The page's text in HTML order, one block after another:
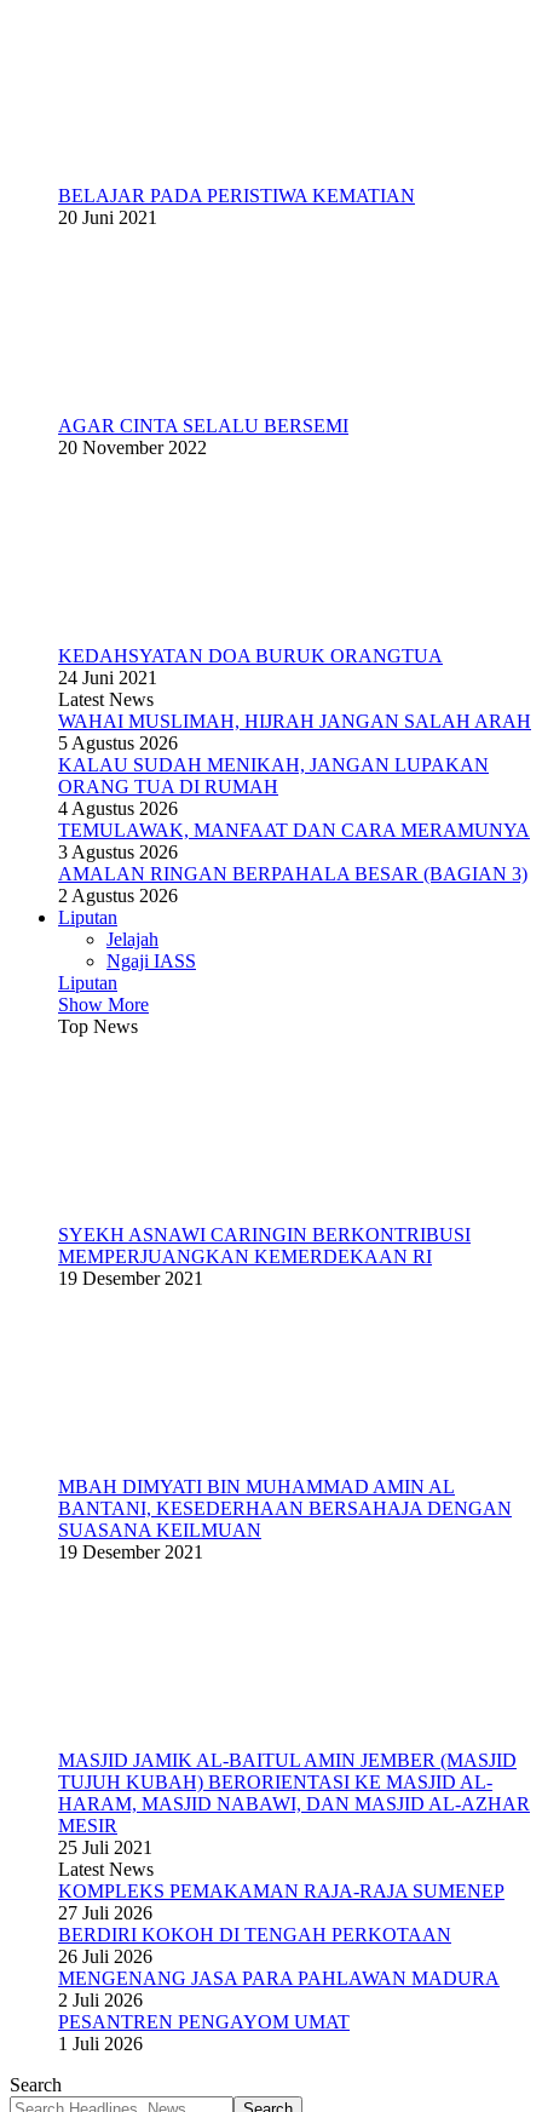
BELAJAR PADA PERISTIWA KEMATIAN
20 Juni 2021
AGAR CINTA SELALU BERSEMI
20 November 2022
KEDAHSYATAN DOA BURUK ORANGTUA
24 Juni 2021
Latest News
WAHAI MUSLIMAH, HIJRAH JANGAN SALAH ARAH
5 Agustus 2026
KALAU SUDAH MENIKAH, JANGAN LUPAKAN
ORANG TUA DI RUMAH
4 Agustus 2026
TEMULAWAK, MANFAAT DAN CARA MERAMUNYA
3 Agustus 2026
AMALAN RINGAN BERPAHALA BESAR (BAGIAN 3)
2 Agustus 2026
Liputan
Jelajah
Ngaji IASS
Liputan
Show More
Top News
SYEKH ASNAWI CARINGIN BERKONTRIBUSI
MEMPERJUANGKAN KEMERDEKAAN RI
19 Desember 2021
MBAH DIMYATI BIN MUHAMMAD AMIN AL
BANTANI, KESEDERHAAN BERSAHAJA DENGAN
SUASANA KEILMUAN
19 Desember 2021
MASJID JAMIK AL-BAITUL AMIN JEMBER (MASJID
TUJUH KUBAH) BERORIENTASI KE MASJID AL-
HARAM, MASJID NABAWI, DAN MASJID AL-AZHAR
MESIR
25 Juli 2021
Latest News
KOMPLEKS PEMAKAMAN RAJA-RAJA SUMENEP
27 Juli 2026
BERDIRI KOKOH DI TENGAH PERKOTAAN
26 Juli 2026
MENGENANG JASA PARA PAHLAWAN MADURA
2 Juli 2026
PESANTREN PENGAYOM UMAT
1 Juli 2026
Search